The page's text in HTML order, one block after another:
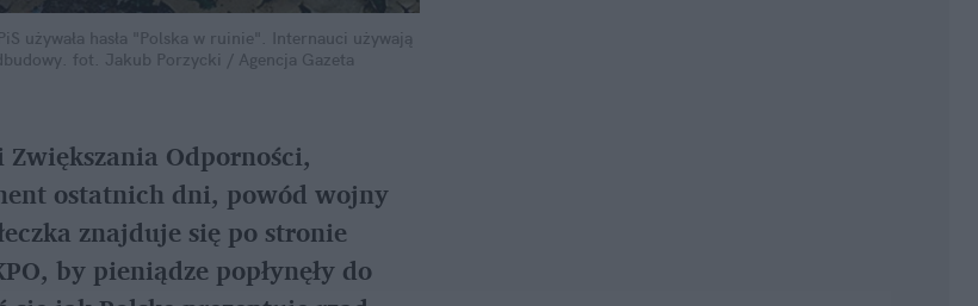
używała hasła "Polska w ruinie". Internauci używają
fot. Jakub Porzycki / Agencja Gazeta
Odporności,
ostatnich dni, powód wojny
znajduje się po stronie
by pieniądze popłynęły do